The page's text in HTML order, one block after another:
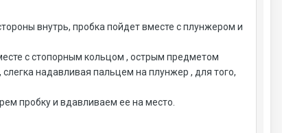
внутрь, пробка пойдет вместе с плунжером и
с стопорным кольцом , острым предметом
надавливая пальцем на плунжер , для того,
пробку и вдавливаем ее на место.